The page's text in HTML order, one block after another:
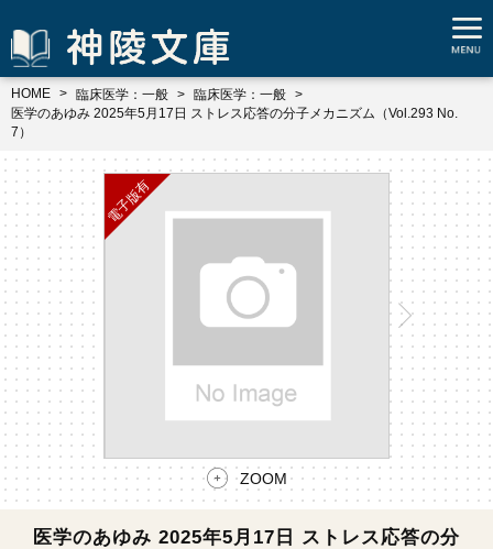
HOME 臨床医学：一般
臨床医学：一般
医学のあゆみ 2025年5月17日 ストレス応答の分子メカニズム（Vol.293 No.
7）
ZOOM
医学のあゆみ 2025年5月17日 ストレス応答の分